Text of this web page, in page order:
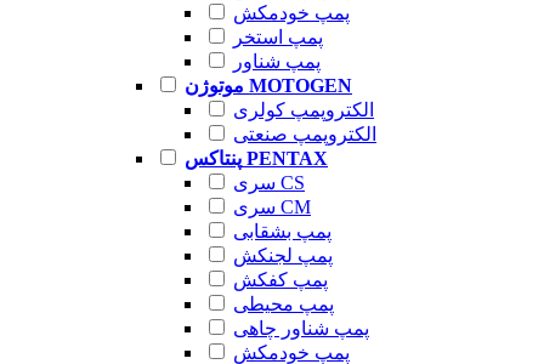
پمپ خودمکش
پمپ استخر
پمپ شناور
موتوژن MOTOGEN
الکتروپمپ کولری
الکتروپمپ صنعتی
پنتاکس PENTAX
سری CS
سری CM
پمپ بشقابی
پمپ لجنکش
پمپ کفکش
پمپ محیطی
پمپ شناور چاهی
پمپ خودمکش